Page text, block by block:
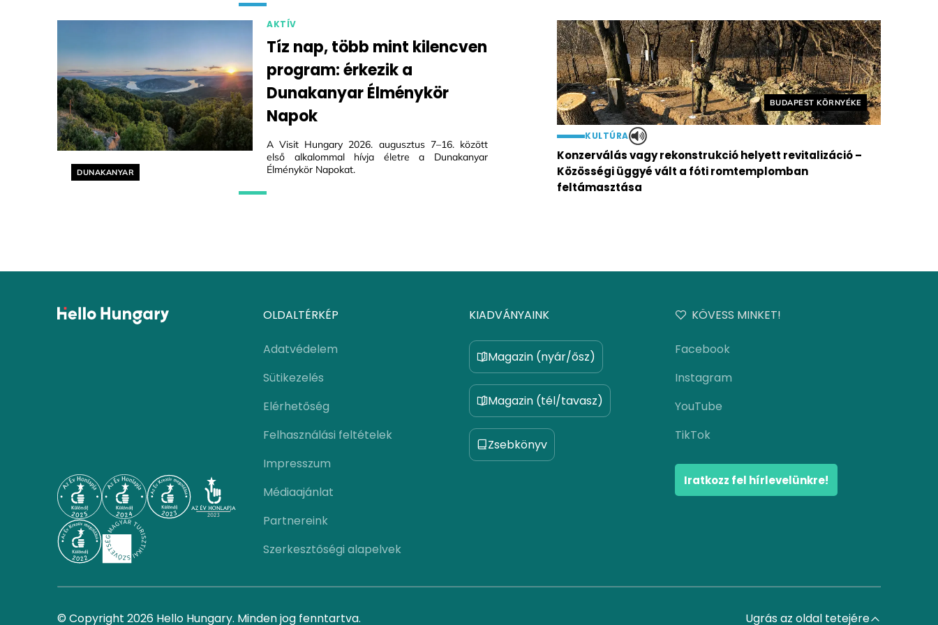
Helyszín címkék:
DUNAKANYAR
AKTÍV
Tíz nap, több mint kilencven
program: érkezik a
Dunakanyar Élménykör
Napok
A Visit Hungary 2026. augusztus 7–16. között
első alkalommal hívja életre a Dunakanyar
Élménykör Napokat.
Helyszín címkék:
BUDAPEST KÖRNYÉKE
KULTÚRA
Konzerválás vagy rekonstrukció helyett revitalizáció –
Közösségi üggyé vált a fóti romtemplomban
feltámasztása
OLDALTÉRKÉP
Adatvédelem
Sütikezelés
Elérhetőség
Felhasználási feltételek
Impresszum
Médiaajánlat
Partnereink
Szerkesztőségi alapelvek
KIADVÁNYAINK
Magazin (nyár/ősz)
Magazin (tél/tavasz)
Zsebkönyv
KÖVESS MINKET!
Facebook
Instagram
YouTube
TikTok
Iratkozz fel hírlevelünkre!
© Copyright 2026 Hello Hungary. Minden jog fenntartva. Ugrás az oldal tetejére